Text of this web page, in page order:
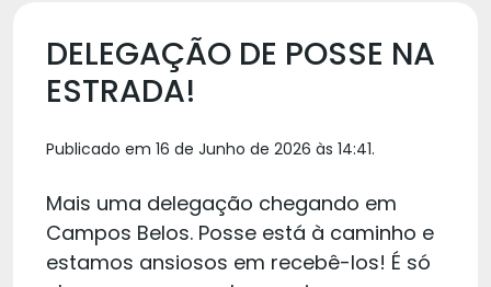
DELEGAÇÃO DE POSSE NA
ESTRADA!
Publicado em 16 de Junho de 2026 às 14:41.
Mais uma delegação chegando em
Campos Belos. Posse está à caminho e
estamos ansiosos em recebê-los! É só